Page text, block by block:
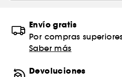
Envío gratis
Por compras
Saber más
Devoluciones